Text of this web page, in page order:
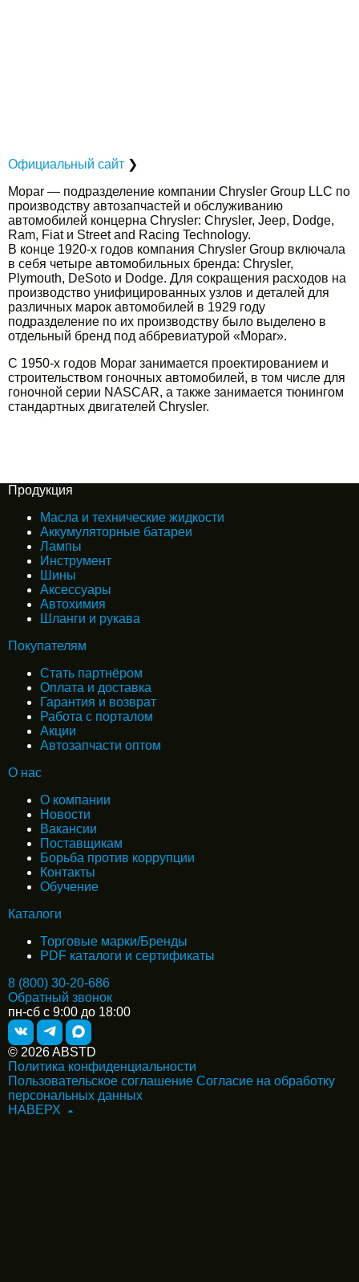
Официальный сайт ❯
Mopar — подразделение компании Chrysler Group LLC по
производству автозапчастей и обслуживанию
автомобилей концерна Chrysler: Chrysler, Jeep, Dodge,
Ram, Fiat и Street and Racing Technology.
В конце 1920-х годов компания Chrysler Group включала
в себя четыре автомобильных бренда: Chrysler,
Plymouth, DeSoto и Dodge. Для сокращения расходов на
производство унифицированных узлов и деталей для
различных марок автомобилей в 1929 году
подразделение по их производству было выделено в
отдельный бренд под аббревиатурой «Mopar».
С 1950-х годов Mopar занимается проектированием и
строительством гоночных автомобилей, в том числе для
гоночной серии NASCAR, а также занимается тюнингом
стандартных двигателей Chrysler.
Продукция
Масла и технические жидкости
Аккумуляторные батареи
Лампы
Инструмент
Шины
Аксессуары
Автохимия
Шланги и рукава
Покупателям
Стать партнёром
Оплата и доставка
Гарантия и возврат
Работа с порталом
Акции
Автозапчасти оптом
О нас
О компании
Новости
Вакансии
Поставщикам
Борьба против коррупции
Контакты
Обучение
Каталоги
Торговые марки/Бренды
PDF каталоги и сертификаты
8 (800) 30-20-686
Обратный звонок
пн-сб с 9:00 до 18:00
© 2026 ABSTD
Политика конфиденциальности
Пользовательское соглашение Согласие на обработку
персональных данных
НАВЕРХ